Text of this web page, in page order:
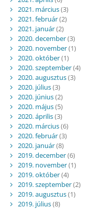
2021. március(3)
2021. február(2)
2021. január(2)
2020. december(3)
2020. november(1)
2020. október(1)
2020. szeptember(4)
2020. augusztus(3)
2020. július(3)
2020. június(2)
2020. május(5)
2020. április(3)
2020. március(6)
2020. február(3)
2020. január(8)
2019. december(6)
2019. november(1)
2019. október(4)
2019. szeptember(2)
2019. augusztus(1)
2019. július(8)